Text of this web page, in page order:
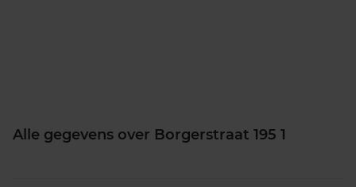
Alle gegevens over Borgerstraat 195 1